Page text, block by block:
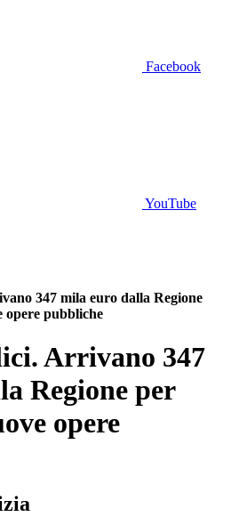
Facebook
YouTube
347 mila euro dalla Regione
opere pubbliche
Arrivano 347
Regione per
opere